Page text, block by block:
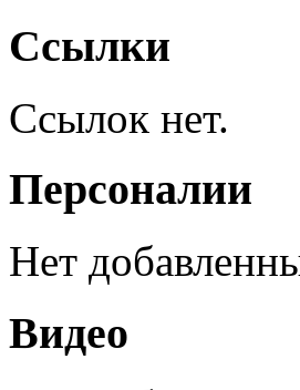
Ссылки
Ссылок нет.
Персоналии
Нет
Видео